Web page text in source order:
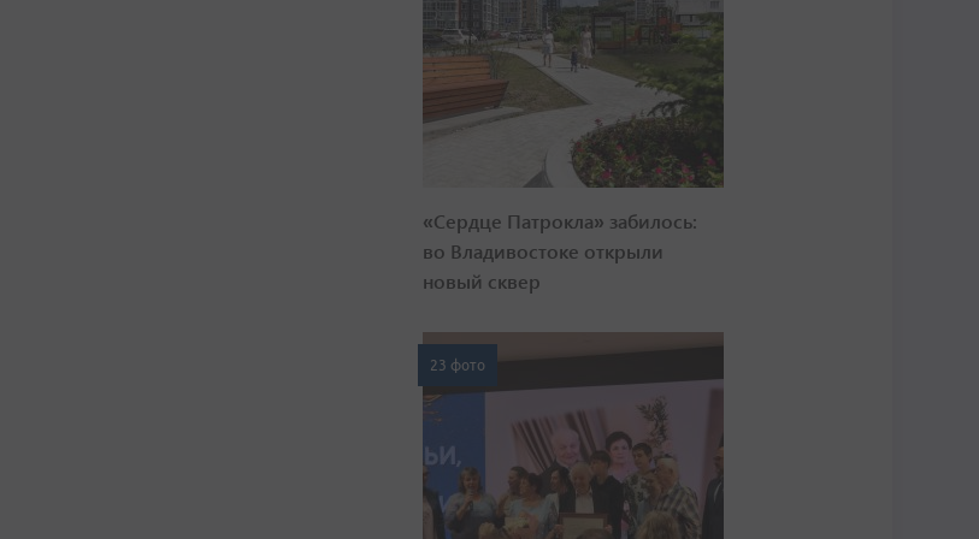
«Сердце Патрокла» забилось:
во Владивостоке открыли
новый сквер
23 фото